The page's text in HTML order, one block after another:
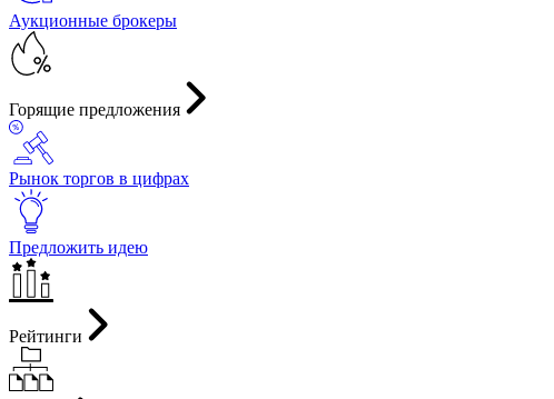
Аукционные брокеры
Горящие предложения
Рынок торгов в цифрах
Предложить идею
Рейтинги